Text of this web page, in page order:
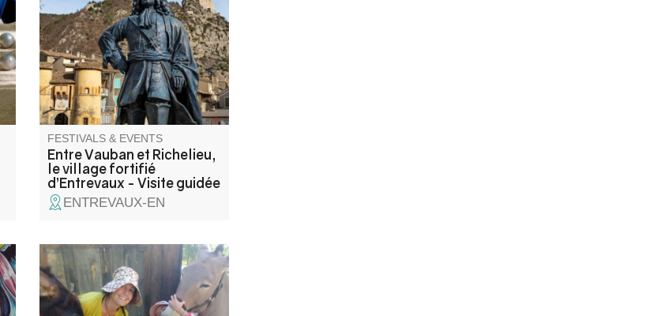
medieval fortified town.
FESTIVALS & EVENTS
Entre Vauban et Richelieu,
le village fortifié
d’Entrevaux - Visite guidée
ENTREVAUX-EN
Venez rencontrer les ânes
d'Émilie, son métier d'ânière et
l'amour qu'elle porte à ses